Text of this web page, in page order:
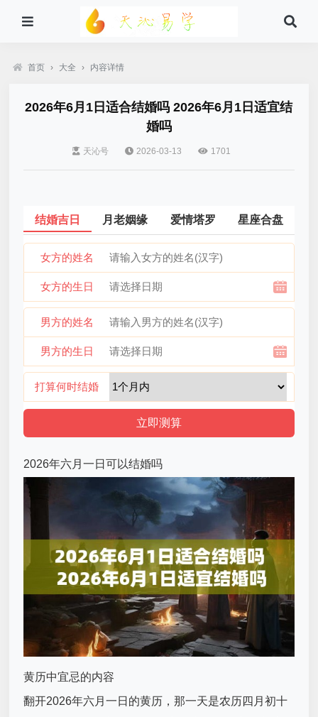
首页 › 大全 › 内容详情
2026年6月1日适合结婚吗 2026年6月1日适宜结
婚吗
天沁号 2026-03-13 1701
结婚吉日 月老姻缘 爱情塔罗 星座合盘
女方的姓名
女方的生日
男方的姓名
男方的生日
打算何时结婚
2026年六月一日可以结婚吗
黄历中宜忌的内容
翻开2026年六月一日的黄历，那一天是农历四月初十